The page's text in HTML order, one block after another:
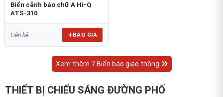
Biển cảnh báo chữ A Hi-Q
ATS-310
Liên hệ BÁO GIÁ
Xem thêm 7 Biển báo giao thông
THIẾT BỊ CHIẾU SÁNG ĐƯỜNG PHỐ